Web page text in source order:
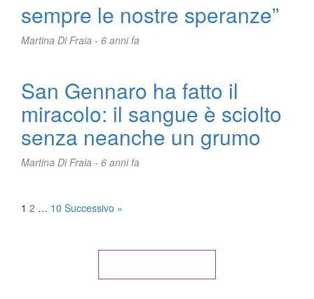
sempre le nostre speranze”
Martina Di Fraia - 6 anni fa
San Gennaro ha fatto il
miracolo: il sangue è sciolto
senza neanche un grumo
Martina Di Fraia - 6 anni fa
Posts
1 2 … 10 Successivo »